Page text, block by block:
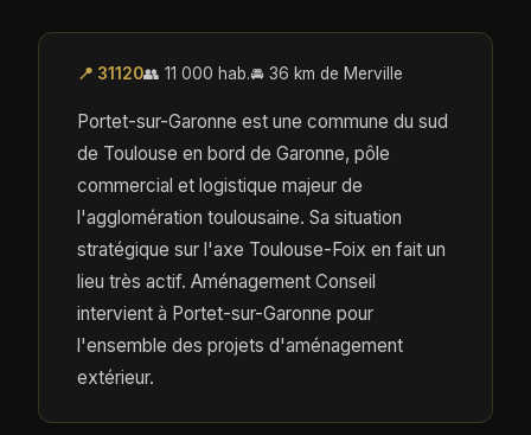
📍 31120👥 11 000 hab.🚘 36 km de Merville
Portet-sur-Garonne est une commune du sud
de Toulouse en bord de Garonne, pôle
commercial et logistique majeur de
l'agglomération toulousaine. Sa situation
stratégique sur l'axe Toulouse-Foix en fait un
lieu très actif. Aménagement Conseil
intervient à Portet-sur-Garonne pour
l'ensemble des projets d'aménagement
extérieur.